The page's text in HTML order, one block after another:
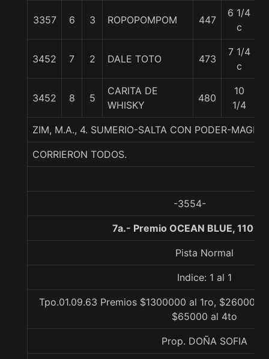
3357 6 3 ROPOPOMPOM 447
6 1/4
c
3452 7 2 DALE TOTO 473
7 1/4
c
3452 8 5
CARITA DE
WHISKY
480
10
1/4
ZIM, M.A., 4. SUMERIO-SALTA CON PODER-
CORRIERON TODOS.
-3554-
7a.- Premio OCEAN BLUE, 1100
Pista Normal
Indice: 1 al 1
Tpo.01.09.63 Premios $1300000 al 1ro, $260000
$65000 al 4to
Prop. DOÑA SOFIA